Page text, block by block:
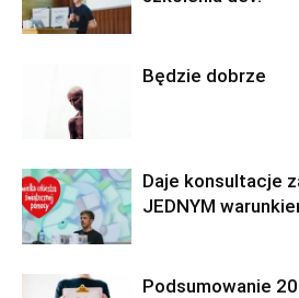
Będzie dobrze
Daje konsultacje
JEDNYM
Podsumowanie